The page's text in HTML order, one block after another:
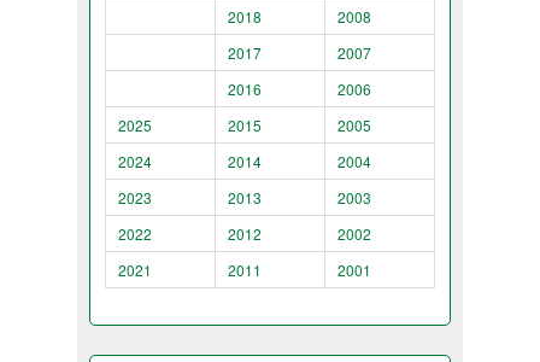
2018
2008
2017
2007
2016
2006
2025
2015
2005
2024
2014
2004
2023
2013
2003
2022
2012
2002
2021
2011 2001